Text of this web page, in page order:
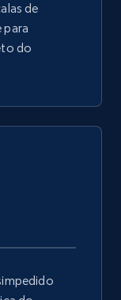
de
para
do